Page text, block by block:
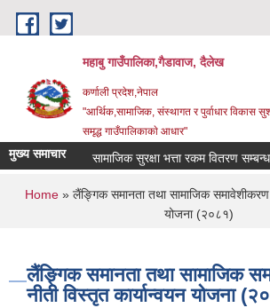
Skip to main content
महाबु गाउँपालिका,गैडावाज, दैलेख
कर्णाली प्रदेश,नेपाल
"आर्थिक,सामाजिक, संस्थागत र पुर्वाधार विकास
समृद्ध गाउँपालिकाकाे आधार"
मुख्य समाचार सामाजिक सुरक्षा भत्ता रकम वितरण सम्बन्धमा
You are here
Home» लैंङ्गिक समानता तथा सामाजिक समावेशीकरण
योजना (२०८१)
लैंङ्गिक समानता तथा सामाजिक
नीती विस्तृत कार्यान्वयन योजना